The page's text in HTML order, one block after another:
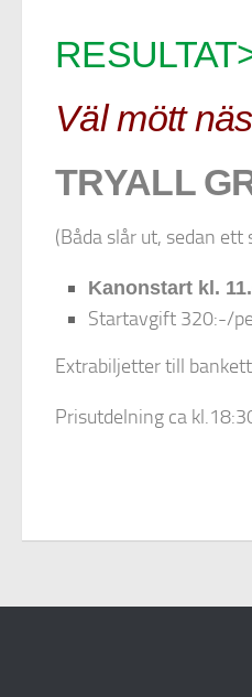
Väl mött
TRYALL
(Båda slår ut, sedan
Kanonstart kl.
Startavgift 320:-/
Extrabiljetter till
​Prisutdelning ca